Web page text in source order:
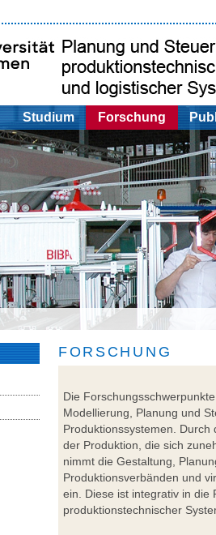
Studium Forschung
FORSCHUNG
Die
Modellierung, Planung und
Produktionssystemen. Durch
der Produktion, die sich
nimmt die Gestaltung,
Produktionsverbänden und
ein. Diese ist integrativ in die
produktionstechnischer